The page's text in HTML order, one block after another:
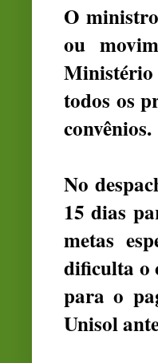
O
ou
todos os
convênios.
No
15 dias
metas
dificulta o
para o
Unisol